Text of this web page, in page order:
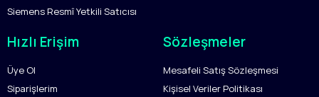
Siemens Resmî Yetkili Satıcısı
Hızlı Erişim
Üye Ol
Siparişlerim
Sözleşmeler
Mesafeli Satış Sözleşmesi
Kişisel Veriler Politikası